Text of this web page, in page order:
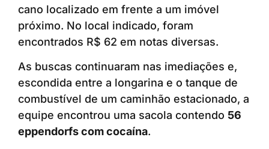
cano localizado em frente a um imóvel
próximo. No local indicado, foram
encontrados R$ 62 em notas diversas.
As buscas continuaram nas imediações e,
escondida entre a longarina e o tanque de
combustível de um caminhão estacionado, a
equipe encontrou uma sacola contendo 56
eppendorfs com cocaína.